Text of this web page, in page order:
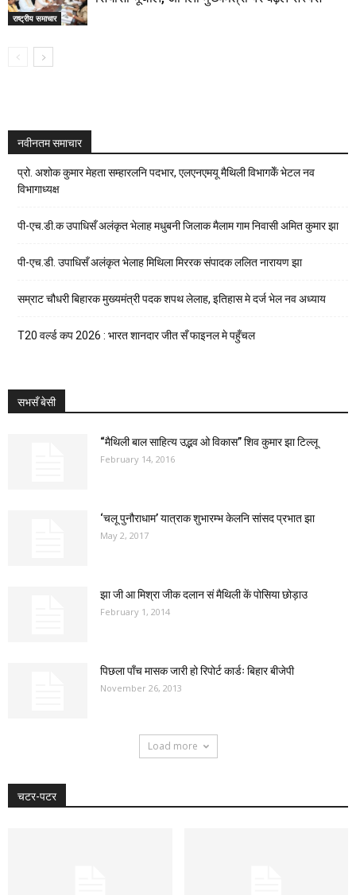
राष्ट्रीय समाचार
नवीनतम समाचार
प्रो. अशोक कुमार मेहता सम्हारलनि पदभार, एलएनएमयू मैथिली विभागकेँ भेटल नव
विभागाध्यक्ष
पी-एच.डी.क उपाधिसँ अलंकृत भेलाह मधुबनी जिलाक मैलाम गाम निवासी अमित कुमार झा
पी-एच.डी. उपाधिसँ अलंकृत भेलाह मिथिला मिररक संपादक ललित नारायण झा
सम्राट चौधरी बिहारक मुख्यमंत्री पदक शपथ लेलाह, इतिहास मे दर्ज भेल नव अध्याय
T20 वर्ल्ड कप 2026 : भारत शानदार जीत सँ फाइनल मे पहुँचल
सभसँ बेसी
“मैथिली बाल साहित्य उद्भव ओ विकास” शिव कुमार झा टिल्लू
February 14, 2016
‘चलू पुनौराधाम’ यात्राक शुभारम्भ केलनि सांसद प्रभात झा
May 2, 2017
झा जी आ मिश्रा जीक दलान सं मैथिली कें पोसिया छोड़ाउ
February 1, 2014
पिछला पाँच मासक जारी हो रिपोर्ट कार्डः बिहार बीजेपी
November 26, 2013
Load more
चटर-पटर